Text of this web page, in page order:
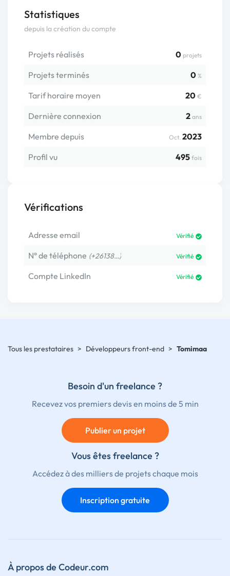
Statistiques
depuis la création du compte
Projets réalisés 0 projets
Projets terminés 0 %
Tarif horaire moyen 20 €
Dernière connexion 2 ans
Membre depuis Oct. 2023
Profil vu
495 fois
Vérifications
Adresse email Vérifié
N° de téléphone (+26138…) Vérifié
Compte LinkedIn Vérifié
Tous les prestataires > Développeurs front-end > Tomimaa
Besoin d'un freelance ?
Recevez vos premiers devis en moins de 5 min
Publier un projet
Vous êtes freelance ?
Accédez à des milliers de projets chaque mois
Inscription gratuite
À propos de Codeur.com